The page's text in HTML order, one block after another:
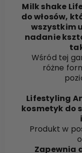
Milk shake
do włosów,
wszystkim
nadanie
Wśród tej
różne
Lifestyling
kosmetyk do
Produkt w
Zapewnia